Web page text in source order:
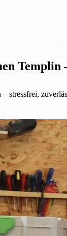
stressfrei,